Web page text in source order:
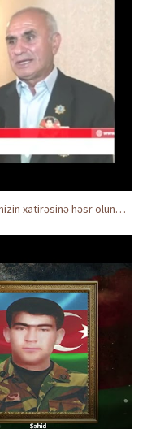
AVMVİB Naxçıvan MR təşkilatı şəhidlərimizin xatirəsinə həsr olunmuş tədbir keçirdi